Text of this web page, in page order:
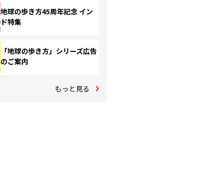
地球の歩き方45周年記念 イン
ド特集
「地球の歩き方」シリーズ広告
のご案内
もっと見る